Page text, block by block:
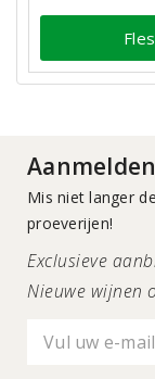
Fles
Mis niet langer
proeverijen!
Exclusieve
Nieuwe wijnen